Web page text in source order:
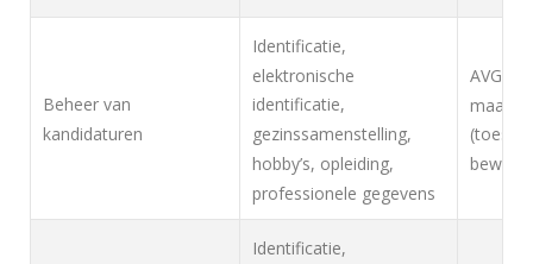
Beheer van
kandidaturen
Identificatie,
elektronische
identificatie,
gezinssamenstelling,
hobby’s, opleiding,
professionele gegevens
AVG,
Identificatie,